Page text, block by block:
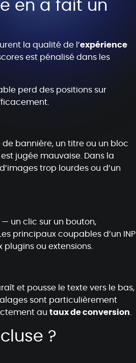
en a fait un
la qualité de l’expérience
est pénalisé dans les
perd des positions sur
bannière, un titre ou un bloc
jugée mauvaise. Dans la
trop lourdes ou d’un
— un clic sur un bouton,
Les principaux coupables d’un INP
ou extensions.
et pousse le texte vers le bas,
sont particulièrement
au taux de conversion
?